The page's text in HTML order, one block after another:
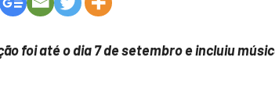
foi até o dia 7 de setembro e incluiu